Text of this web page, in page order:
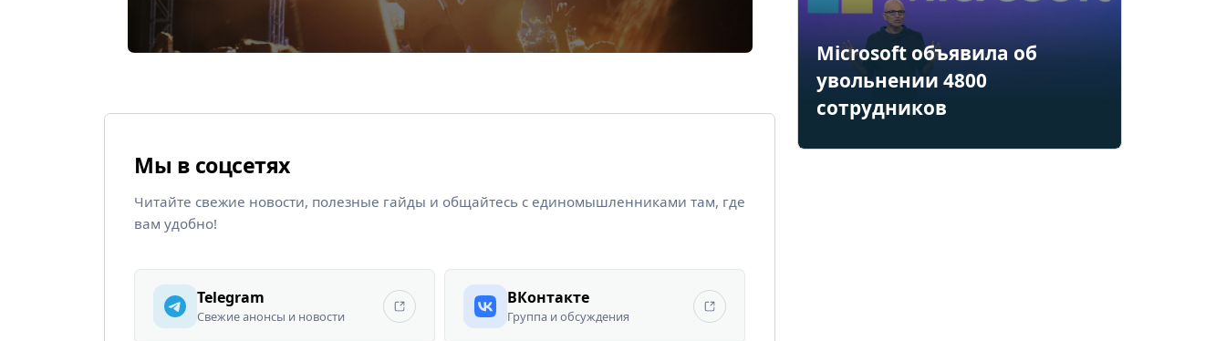
Мы в соцсетях
Читайте свежие новости, полезные гайды и общайтесь с единомышленниками там, где
вам удобно!
Telegram
Свежие анонсы и новости
ВКонтакте
Группа и обсуждения
Microsoft объявила об
увольнении 4800
сотрудников